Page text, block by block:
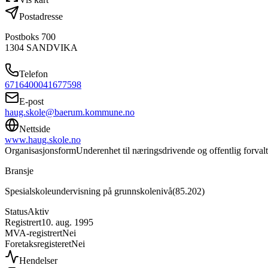
Postadresse
Postboks 700
1304 SANDVIKA
Telefon
6716400041677598
E-post
haug.skole@baerum.kommune.no
Nettside
www.haug.skole.no
OrganisasjonsformUnderenhet til næringsdrivende og offentlig
Bransje
Spesialskoleundervisning på grunnskolenivå(85.202)
StatusAktiv
Registrert10. aug. 1995
MVA-registrertNei
ForetaksregisteretNei
Hendelser